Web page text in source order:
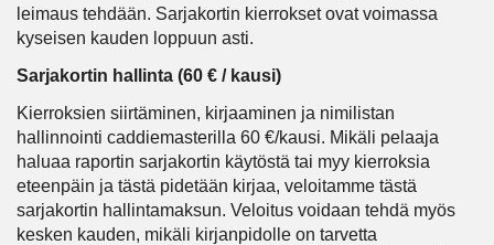
leimaus tehdään. Sarjakortin kierrokset ovat voimassa
kyseisen kauden loppuun asti.
Sarjakortin hallinta (60 € / kausi)
Kierroksien siirtäminen, kirjaaminen ja nimilistan
hallinnointi caddiemasterilla 60 €/kausi. Mikäli pelaaja
haluaa raportin sarjakortin käytöstä tai myy kierroksia
eteenpäin ja tästä pidetään kirjaa, veloitamme tästä
sarjakortin hallintamaksun. Veloitus voidaan tehdä myös
kesken kauden, mikäli kirjanpidolle on tarvetta